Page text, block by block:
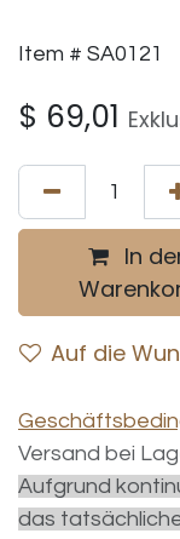
Item # SA0121
$ 69,01
In
Auf die
Versand bei
Aufgrund
das